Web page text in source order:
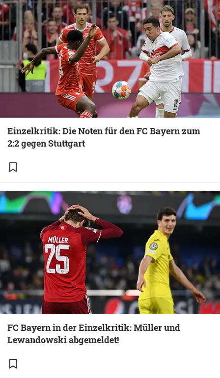
Einzelkritik: Die Noten für den FC Bayern zum
2:2 gegen Stuttgart
FC Bayern in der Einzelkritik: Müller und
Lewandowski abgemeldet!